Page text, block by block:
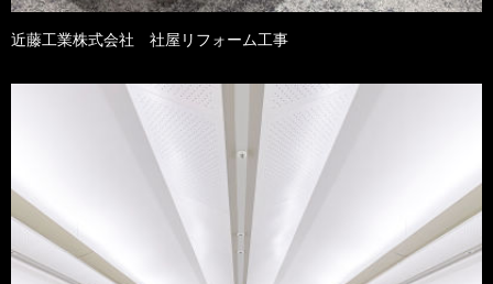
近藤工業株式会社 社屋リフォーム工事